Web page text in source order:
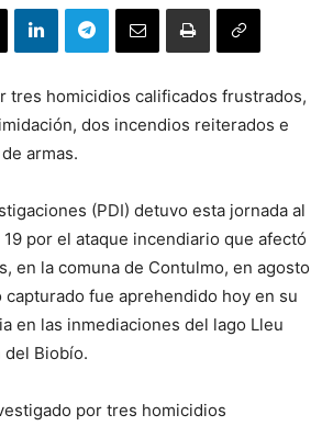
tres homicidios calificados frustrados,
dos incendios reiterados e
armas.
(PDI) detuvo esta jornada al
por el ataque incendiario que afectó
en la comuna de Contulmo, en agosto
capturado fue aprehendido hoy en su
en las inmediaciones del lago Lleu
del Biobío.
por tres homicidios